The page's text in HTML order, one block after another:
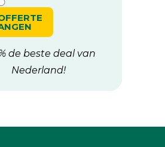
de beste deal van
Nederland!